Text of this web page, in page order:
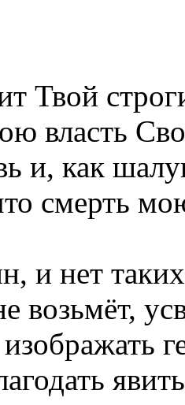
Твой
власть
и, как
смерть
и нет
возьмёт,